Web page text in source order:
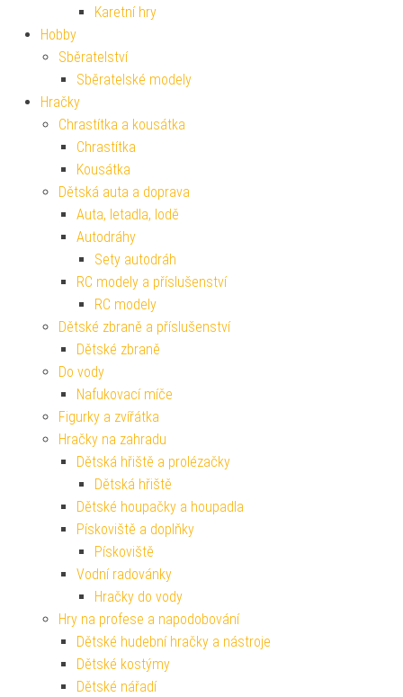
Karetní hry
Hobby
Sběratelství
Sběratelské modely
Hračky
Chrastítka a kousátka
Chrastítka
Kousátka
Dětská auta a doprava
Auta, letadla, lodě
Autodráhy
Sety autodráh
RC modely a příslušenství
RC modely
Dětské zbraně a příslušenství
Dětské zbraně
Do vody
Nafukovací míče
Figurky a zvířátka
Hračky na zahradu
Dětská hřiště a prolézačky
Dětská hřiště
Dětské houpačky a houpadla
Pískoviště a doplňky
Pískoviště
Vodní radovánky
Hračky do vody
Hry na profese a napodobování
Dětské hudební hračky a nástroje
Dětské kostýmy
Dětské nářadí